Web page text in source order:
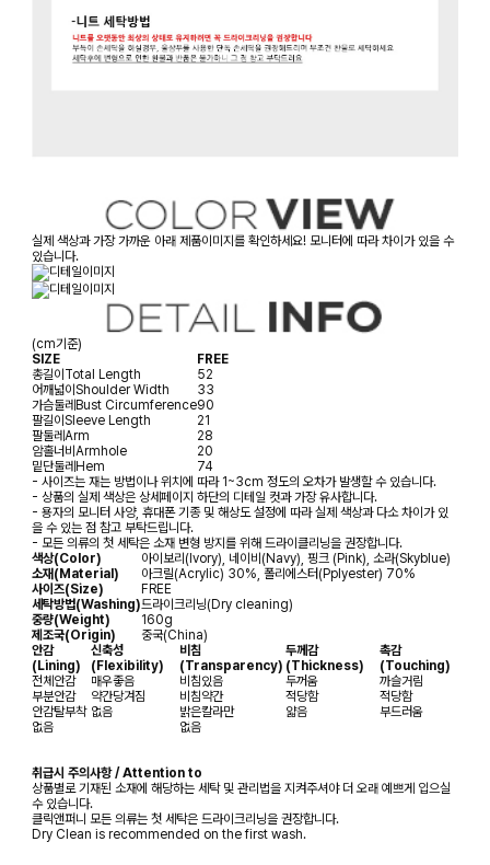
실제 색상과 가장 가까운 아래 제품이미지를 확인하세요! 모니터에 따라 차이가 있을 수
있습니다.
(cm기준)
SIZE
FREE
총길이 Total Length
52
어깨넓이 Shoulder Width
33
가슴둘레 Bust Circumference90
팔길이 Sleeve Length
21
팔둘레 Arm
28
암홀너비 Armhole
20
밑단둘레 Hem
74
- 사이즈는 재는 방법이나 위치에 따라 1~3cm 정도의 오차가 발생할 수 있습니다.
- 상품의 실제 색상은 상세페이지 하단의 디테일 컷과 가장 유사합니다.
- 용자의 모니터 사양, 휴대폰 기종 및 해상도 설정에 따라 실제 색상과 다소 차이가 있
을 수 있는 점 참고 부탁드립니다.
- 모든 의류의 첫 세탁은 소재 변형 방지를 위해 드라이클리닝을 권장합니다.
색상(Color)
아이보리(Ivory), 네이비(Navy), 핑크 (Pink), 소라(Skyblue)
소재(Material)
아크릴(Acrylic) 30%, 폴리에스터(Pplyester) 70%
사이즈(Size)
FREE
세탁방법(Washing)드라이크리닝(Dry cleaning)
중량(Weight)
160g
제조국(Origin)
중국(China)
안감
(Lining)
신축성
(Flexibility)
비침
(Transparency)
두께감
(Thickness)
촉감
(Touching)
전체안감
매우좋음 비침있음 두꺼움
까슬거림
부분안감
약간당겨짐 비침약간 적당함
적당함
안감탈부착 없음 밝은칼라만 얇음
부드러움
없음
없음
취급시 주의사항 / Attention to
상품별로 기재된 소재에 해당하는 세탁 및 관리법을 지켜주셔야 더 오래 예쁘게 입으실
수 있습니다.
클릭앤퍼니 모든 의류는 첫 세탁은 드라이크리닝을 권장합니다.
Dry Clean is recommended on the first wash.